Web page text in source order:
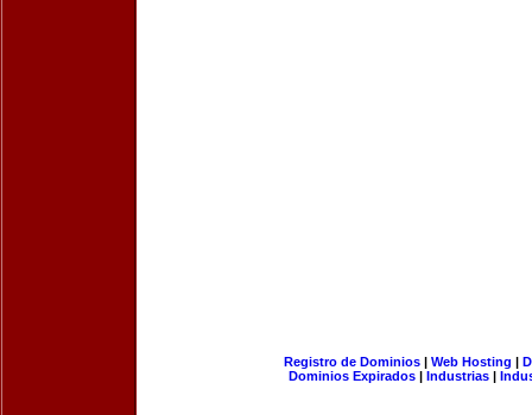
Registro de Dominios| Web Hosting |
Dominios Expirados | Industrias |